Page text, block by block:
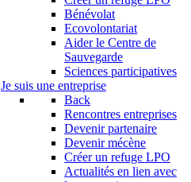
Bénévolat
Ecovolontariat
Aider le Centre de
Sauvegarde
Sciences participatives
Je suis une entreprise
Back
Rencontres entreprises
Devenir partenaire
Devenir mécène
Créer un refuge LPO
Actualités en lien avec